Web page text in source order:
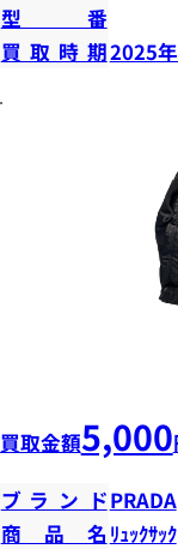
型番
買取時期2025
買取金額5,000
ブランドPRADA
商品名 ﾘｭｯｸｻｯｸ